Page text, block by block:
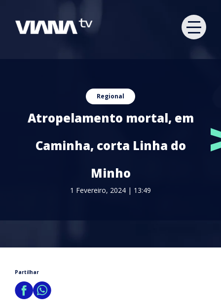
Regional
Atropelamento mortal, em
Caminha, corta Linha do
Minho
1 Fevereiro, 2024 | 13:49
Partilhar